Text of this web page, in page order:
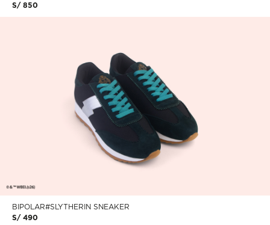
BIPOLAR#SLYTHERIN SNEAKER
S/ 490